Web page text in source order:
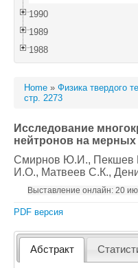
1990
1989
1988
Home » Физика твердого
стр. 2273
Исследование
нейтронов на
Смирнов Ю.И.,
И.О., Матвеев С.К.,
Выставление онлайн: 20
PDF версия
Абстракт